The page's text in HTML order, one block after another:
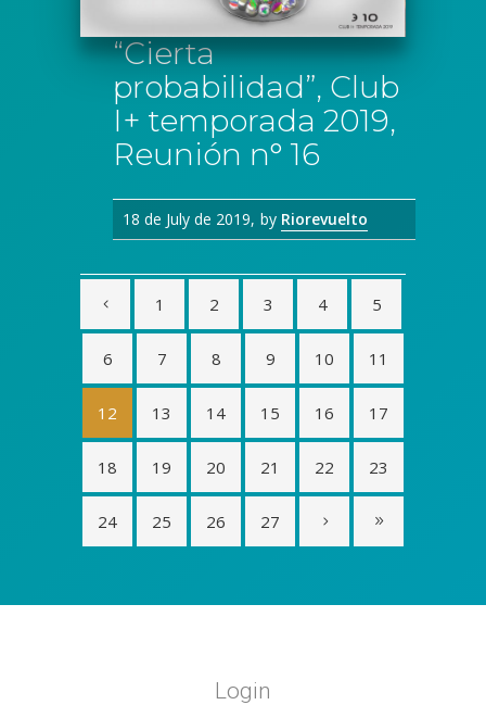
“Cierta
probabilidad”, Club
I+ temporada 2019,
Reunión n° 16
18 de July de 2019 by Riorevuelto
1 2 3 4 5
6 7 8 9 10 11
12 13 14 15 16 17
18 19 20 21 22 23
24 25 26 27
Login